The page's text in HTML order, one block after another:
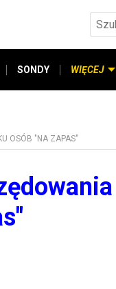
SONDY WIĘCEJ
OSÓB "NA ZAPAS"